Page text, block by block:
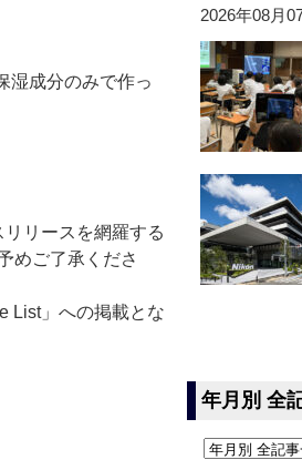
湿成分のみで作っ
リースを網羅する
めご了承くださ
List」への掲載とな
2026年08月
年月別 全